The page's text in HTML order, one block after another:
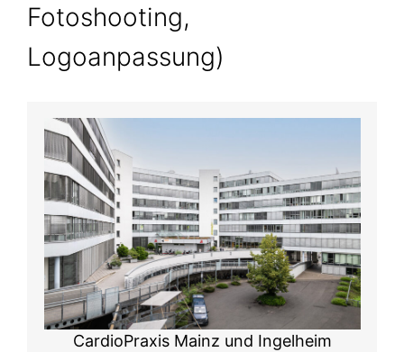
Fotoshooting,
Logoanpassung)
CardioPraxis Mainz und Ingelheim